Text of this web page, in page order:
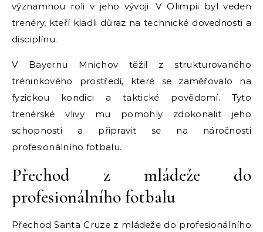
významnou roli v jeho vývoji. V Olimpii byl veden
trenéry, kteří kladli důraz na technické dovednosti a
disciplínu.
V Bayernu Mnichov těžil z strukturovaného
tréninkového prostředí, které se zaměřovalo na
fyzickou kondici a taktické povědomí. Tyto
trenérské vlivy mu pomohly zdokonalit jeho
schopnosti a připravit se na náročnosti
profesionálního fotbalu.
Přechod z mládeže do
profesionálního fotbalu
Přechod Santa Cruze z mládeže do profesionálního